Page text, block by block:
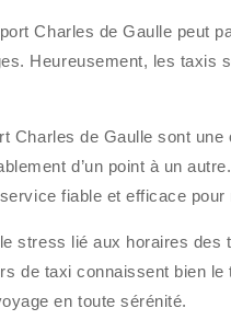
Charles de Gaulle peut
Heureusement, les taxis
Charles de Gaulle sont
d’un point à un
fiable et efficace
stress lié aux horaires des
de taxi connaissent bien le
en toute sérénité.